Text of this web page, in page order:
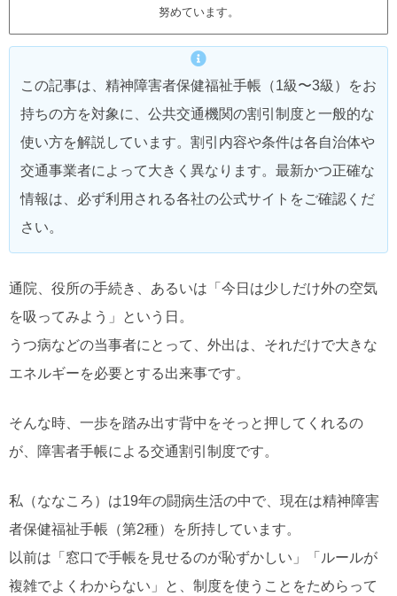
努めています。
この記事は、精神障害者保健福祉手帳（1級〜3級）をお
持ちの方を対象に、公共交通機関の割引制度と一般的な
使い方を解説しています。割引内容や条件は各自治体や
交通事業者によって大きく異なります。最新かつ正確な
情報は、必ず利用される各社の公式サイトをご確認くだ
さい。
通院、役所の手続き、あるいは「今日は少しだけ外の空気
を吸ってみよう」という日。
うつ病などの当事者にとって、外出は、それだけで大きな
エネルギーを必要とする出来事です。
そんな時、一歩を踏み出す背中をそっと押してくれるの
が、障害者手帳による交通割引制度です。
私（ななころ）は19年の闘病生活の中で、現在は精神障害
者保健福祉手帳（第2種）を所持しています。
以前は「窓口で手帳を見せるのが恥ずかしい」「ルールが
複雑でよくわからない」と、制度を使うことをためらって